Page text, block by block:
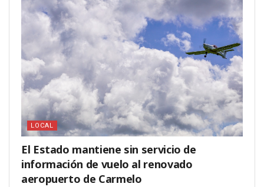
LOCAL
El Estado mantiene sin servicio de
información de vuelo al renovado
aeropuerto de Carmelo